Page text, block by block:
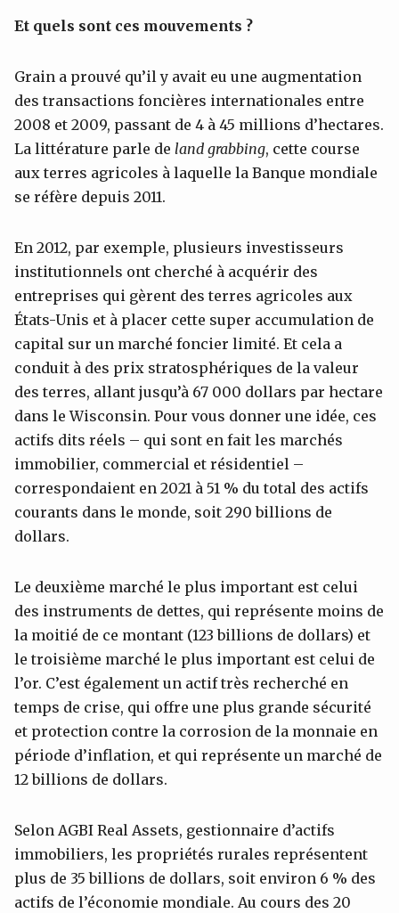
Et quels sont ces mouvements ?
Grain a prouvé qu’il y avait eu une augmentation
des transactions foncières internationales entre
2008 et 2009, passant de 4 à 45 millions d’hectares.
La littérature parle de land grabbing, cette course
aux terres agricoles à laquelle la Banque mondiale
se réfère depuis 2011.
En 2012, par exemple, plusieurs investisseurs
institutionnels ont cherché à acquérir des
entreprises qui gèrent des terres agricoles aux
États-Unis et à placer cette super accumulation de
capital sur un marché foncier limité. Et cela a
conduit à des prix stratosphériques de la valeur
des terres, allant jusqu’à 67 000 dollars par hectare
dans le Wisconsin. Pour vous donner une idée, ces
actifs dits réels – qui sont en fait les marchés
immobilier, commercial et résidentiel –
correspondaient en 2021 à 51 % du total des actifs
courants dans le monde, soit 290 billions de
dollars.
Le deuxième marché le plus important est celui
des instruments de dettes, qui représente moins de
la moitié de ce montant (123 billions de dollars) et
le troisième marché le plus important est celui de
l’or. C’est également un actif très recherché en
temps de crise, qui offre une plus grande sécurité
et protection contre la corrosion de la monnaie en
période d’inflation, et qui représente un marché de
12 billions de dollars.
Selon AGBI Real Assets, gestionnaire d’actifs
immobiliers, les propriétés rurales représentent
plus de 35 billions de dollars, soit environ 6 % des
actifs de l’économie mondiale. Au cours des 20